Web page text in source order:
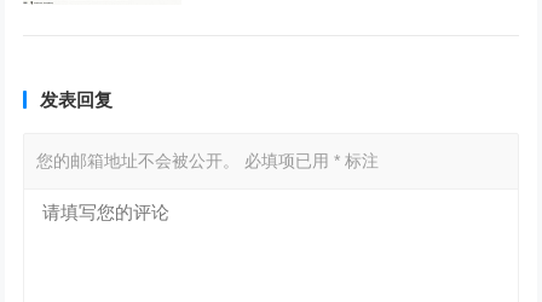
发表回复
您的邮箱地址不会被公开。 必填项已用* 标注